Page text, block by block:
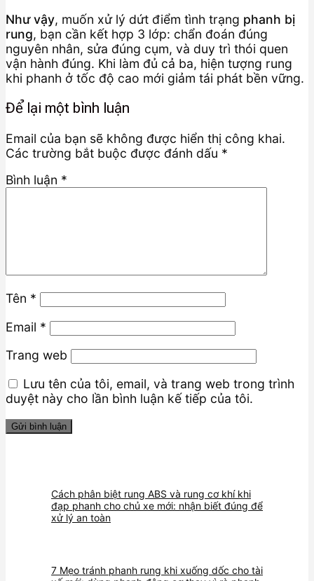
Như vậy, muốn xử lý dứt điểm tình trạng phanh bị
rung, bạn cần kết hợp 3 lớp: chẩn đoán đúng
nguyên nhân, sửa đúng cụm, và duy trì thói quen
vận hành đúng. Khi làm đủ cả ba, hiện tượng rung
khi phanh ở tốc độ cao mới giảm tái phát bền vững.
Để lại một bình luận
Email của bạn sẽ không được hiển thị công khai.
Các trường bắt buộc được đánh dấu *
Bình luận *
Tên *
Email *
Trang web
Lưu tên của tôi, email, và trang web trong trình
duyệt này cho lần bình luận kế tiếp của tôi.
Cách phân biệt rung ABS và rung cơ khí khi
đạp phanh cho chủ xe mới: nhận biết đúng để
xử lý an toàn
7 Mẹo tránh phanh rung khi xuống dốc cho tài